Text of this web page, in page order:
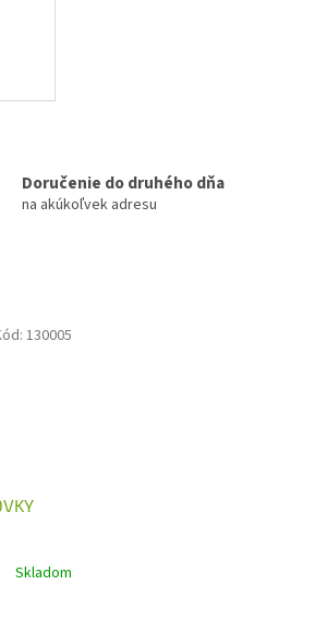
Doručenie do druhého dňa
na akúkoľvek adresu
Skladom
130005